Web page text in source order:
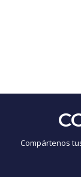
Compártenos